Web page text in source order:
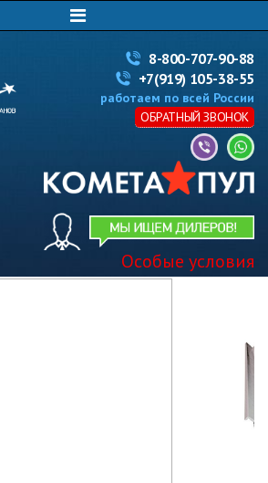
8-800-707-90-88
+7(919) 105-38-55
работаем по всей России
ОБРАТНЫЙ ЗВОНОК
Особые условия